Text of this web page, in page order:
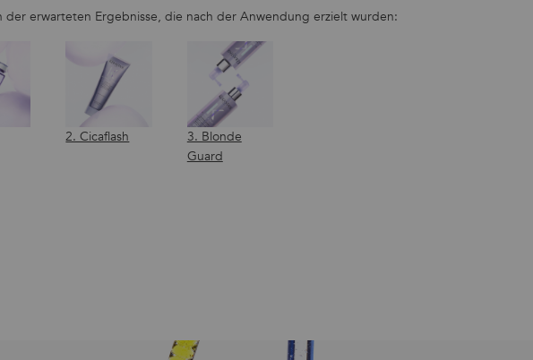
der erwarteten Ergebnisse, die nach der Anwendung erzielt wurden:
2. Cicaflash
3. Blonde
Guard